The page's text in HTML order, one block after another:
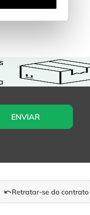
Retratar-se do contrato